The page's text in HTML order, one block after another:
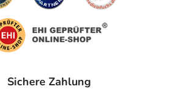
Sichere Zahlung